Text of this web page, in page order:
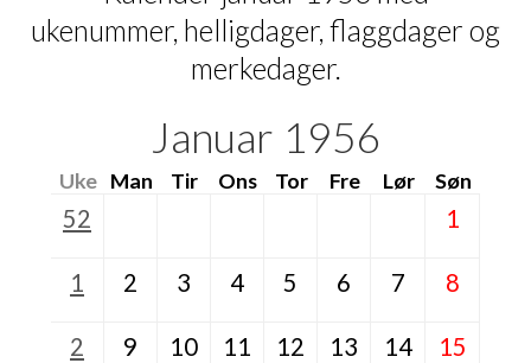
ukenummer, helligdager, flaggdager og
merkedager.
Januar 1956
Uke Man Tir Ons Tor Fre Lør Søn
52 1
1 2 3 4 5 6 7 8
2 9 10 11 12 13 14 15